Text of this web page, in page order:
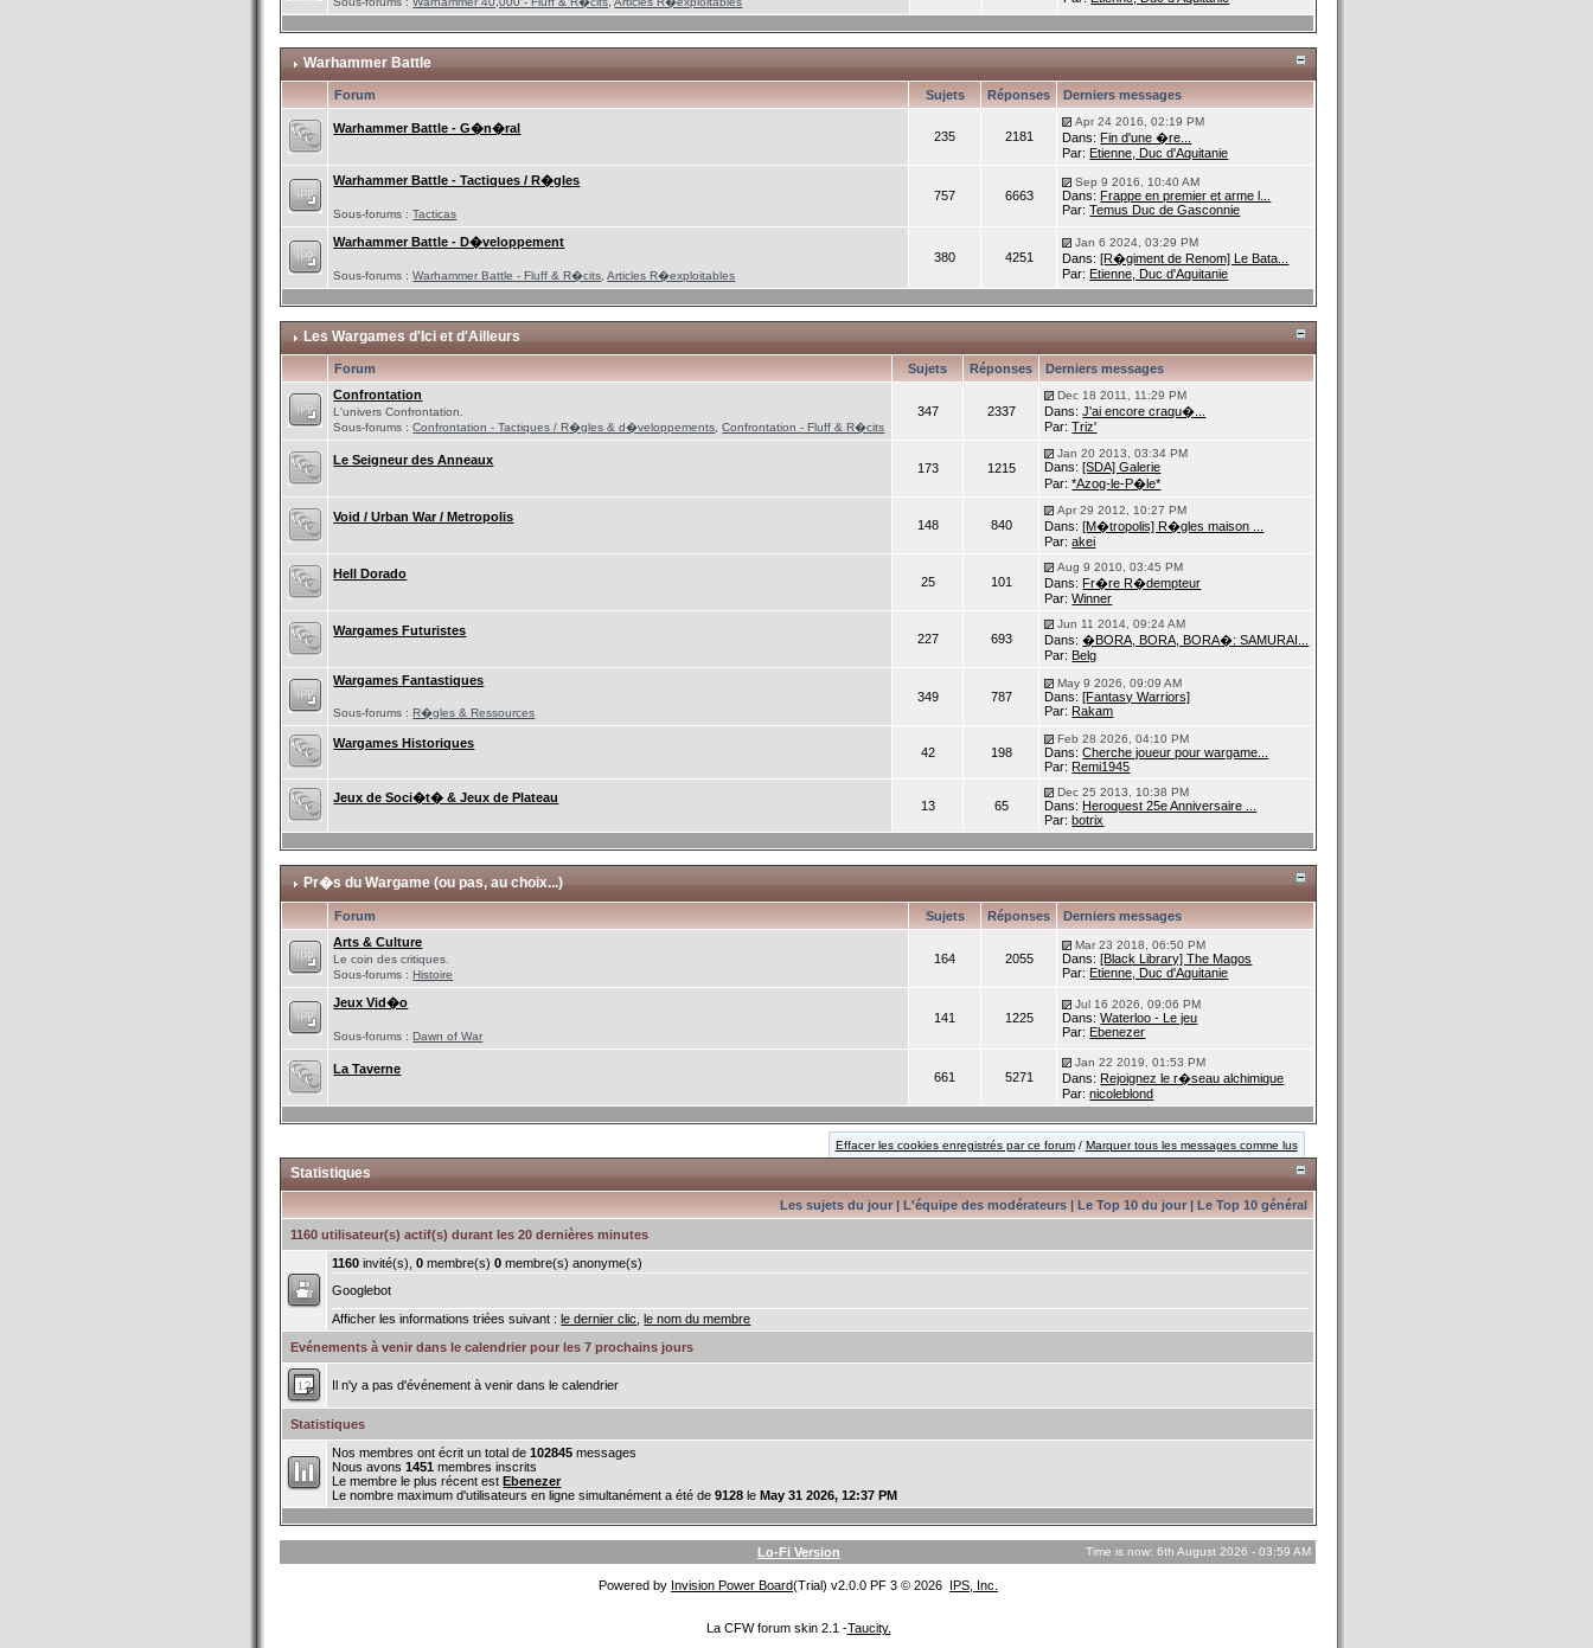
Warhammer Battle
Forum Sujets Réponses Derniers messages
Warhammer Battle - G�n�ral
235 2181
Apr 24 2016, 02:19 PM
Dans: Fin d'une �re...
Par: Etienne, Duc d'Aquitanie
Warhammer Battle - Tactiques / R�gles
Sous-forums :Tacticas
757 6663
Sep 9 2016, 10:40 AM
Dans: Frappe en premier et arme l...
Par:Temus Duc de Gasconnie
Warhammer Battle - D�veloppement
Sous-forums :Warhammer Battle - Fluff & R�cits ,Articles R�exploitables
380 4251
Jan 6 2024, 03:29 PM
Dans:[R�giment de Renom] Le Bata...
Par: Etienne, Duc d'Aquitanie
Les Wargames d'Ici et d'Ailleurs
Forum Sujets Réponses
Derniers messages
Confrontation
L'univers Confrontation.
Sous-forums :Confrontation - Tactiques / R�gles & d�veloppements ,Confrontation - Fluff & R�cits
347 2337
Dec 18 2011, 11:29 PM
Dans:J'ai encore craqu�...
Par:Triz'
Le Seigneur des Anneaux
173 1215
Jan 20 2013, 03:34 PM
Dans:[SDA] Galerie
Par:*Azog-le-P�le*
Void / Urban War / Metropolis
148 840
Apr 29 2012, 10:27 PM
Dans:[M�tropolis] R�gles maison ...
Par:akei
Hell Dorado
25 101
Aug 9 2010, 03:45 PM
Dans: Fr�re R�dempteur
Par:Winner
Wargames Futuristes
227 693
Jun 11 2014, 09:24 AM
Dans:�BORA, BORA, BORA�: SAMURAI...
Par: Belg
Wargames Fantastiques
Sous-forums :R�gles & Ressources
349 787
May 9 2026, 09:09 AM
Dans:[Fantasy Warriors]
Par: Rakam
Wargames Historiques
42 198
Feb 28 2026, 04:10 PM
Dans:Cherche joueur pour wargame...
Par: Remi1945
Jeux de Soci�t� & Jeux de Plateau
13 65
Dec 25 2013, 10:38 PM
Dans: Heroquest 25e Anniversaire ...
Par:botrix
Pr�s du Wargame (ou pas, au choix...)
Forum Sujets Réponses
Derniers messages
Arts & Culture
Le coin des critiques.
Sous-forums :Histoire
164 2055
Mar 23 2018, 06:50 PM
Dans:[Black Library] The Magos
Par: Etienne, Duc d'Aquitanie
Jeux Vid�o
Sous-forums :Dawn of War
141 1225
Jul 16 2026, 09:06 PM
Dans:Waterloo - Le jeu
Par: Ebenezer
La Taverne
661 5271
Jan 22 2019, 01:53 PM
Dans: Rejoignez le r�seau alchimique
Par:nicoleblond
Effacer les cookies enregistrés par ce forum/ Marquer tous les messages comme lus
Statistiques
Les sujets du jour |L'équipe des modérateurs |Le Top 10 du jour |Le Top 10 général
1160 utilisateur(s) actif(s) durant les 20 dernières minutes
1160 invité(s),0 membre(s)0 membre(s) anonyme(s)
Googlebot
Afficher les informations triées suivant :le dernier clic ,le nom du membre
Evénements à venir dans le calendrier pour les 7 prochains jours
Il n'y a pas d'événement à venir dans le calendrier
Statistiques
Nos membres ont écrit un total de102845 messages
Nous avons1451 membres inscrits
Le membre le plus récent estEbenezer
Le nombre maximum d'utilisateurs en ligne simultanément a été de9128 leMay 31 2026, 12:37 PM
Lo-Fi Version Time is now: 6th August 2026 - 03:59 AM
Powered by Invision Power Board(Trial) v2.0.0 PF 3 © 2026 IPS, Inc.
La CFW forum skin 2.1 -Taucity.